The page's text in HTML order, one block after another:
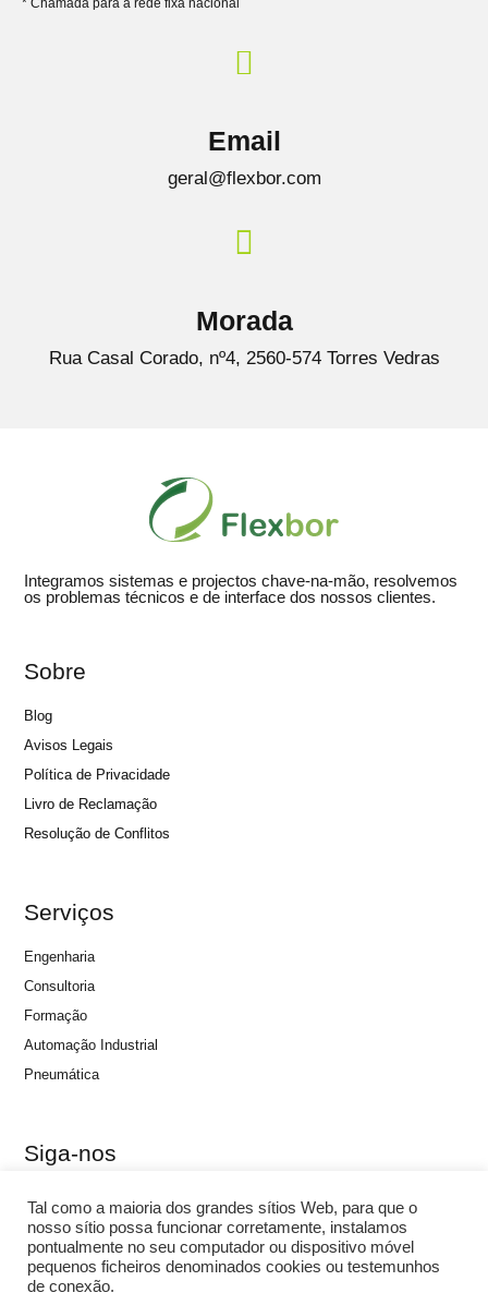
* Chamada para a rede fixa nacional
Email
geral@flexbor.com
Morada
Rua Casal Corado, nº4, 2560-574 Torres Vedras
Integramos sistemas e projectos chave-na-mão, resolvemos
os problemas técnicos e de interface dos nossos clientes.
Sobre
Blog
Avisos Legais
Política de Privacidade
Livro de Reclamação
Resolução de Conflitos
Serviços
Engenharia
Consultoria
Formação
Automação Industrial
Pneumática
Siga-nos
Tal como a maioria dos grandes sítios Web, para que o
nosso sítio possa funcionar corretamente, instalamos
pontualmente no seu computador ou dispositivo móvel
pequenos ficheiros denominados cookies ou testemunhos
de conexão.